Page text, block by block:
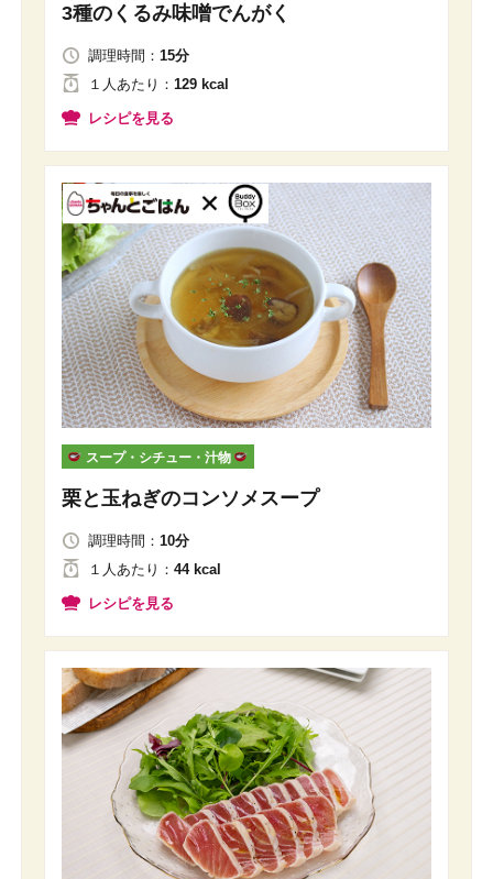
3種のくるみ味噌でんがく
調理時間： 15分
１人あたり ： 129 kcal
レシピを見る
スープ・シチュー・汁物
栗と玉ねぎのコンソメスープ
調理時間： 10分
１人 あたり ： 44 kcal
レシピを見る